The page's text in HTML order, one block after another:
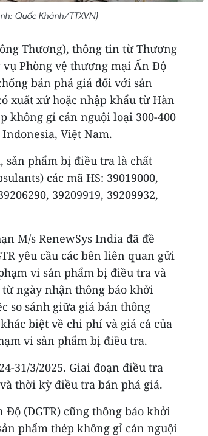
Quốc Khánh/TTXVN)
Thương), thông tin từ Thương
Phòng vệ thương mại Ấn Độ
bán phá giá đối với sản
xuất xứ hoặc nhập khẩu từ Hàn
không gỉ cán nguội loại 300-400
Việt Nam.
phẩm bị điều tra là chất
các mã HS: 39019000,
39209919, 39209932,
M/s RenewSys India đã đề
yêu cầu các bên liên quan gửi
vi sản phẩm bị điều tra và
từ ngày nhận thông báo khởi
so sánh giữa giá bán thông
biệt về chi phí và giá cả của
vi sản phẩm bị điều tra.
31/3/2025. Giai đoạn điều tra
thời kỳ điều tra bán phá giá.
(DGTR) cũng thông báo khởi
phẩm thép không gỉ cán nguội